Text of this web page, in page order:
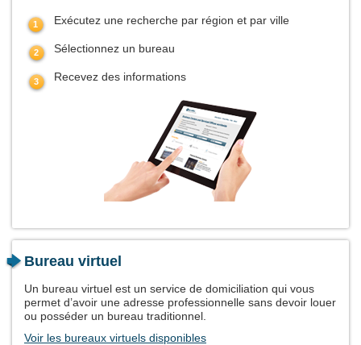
Exécutez une recherche par région et par ville
Sélectionnez un bureau
Recevez des informations
Bureau virtuel
Un bureau virtuel est un service de domiciliation qui vous
permet d’avoir une adresse professionnelle sans devoir louer
ou posséder un bureau traditionnel.
Voir les bureaux virtuels disponibles